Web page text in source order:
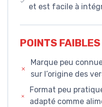
et est facile à
POINTS FAIBLES
Marque peu
sur l’origine des
Format peu
adapté comme